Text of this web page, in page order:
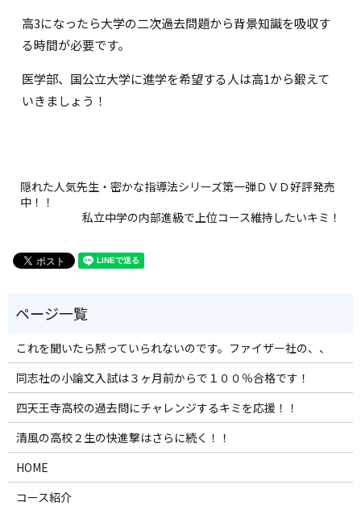
高3になったら大学の二次過去問題から背景知識を吸収す
る時間が必要です。
医学部、国公立大学に進学を希望する人は高1から鍛えて
いきましょう！
隠れた人気先生・密かな指導法シリーズ第一弾ＤＶＤ好評発売
中！！
私立中学の内部進級で上位コース維持したいキミ！
これを聞いたら黙っていられないのです。ファイザー社の、、
同志社の小論文入試は３ヶ月前からで１００％合格です！
四天王寺高校の過去問にチャレンジするキミを応援！！
清風の高校２生の快進撃はさらに続く！！
HOME
コース紹介